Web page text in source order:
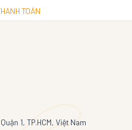
TOÁN
1, TP.HCM, Việt Nam